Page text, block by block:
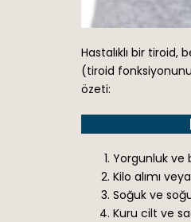
Hastalıklı bir
(tiroid
özeti:
Yorgunluk ve
Kilo alımı
Soğuk ve
Kuru cilt ve